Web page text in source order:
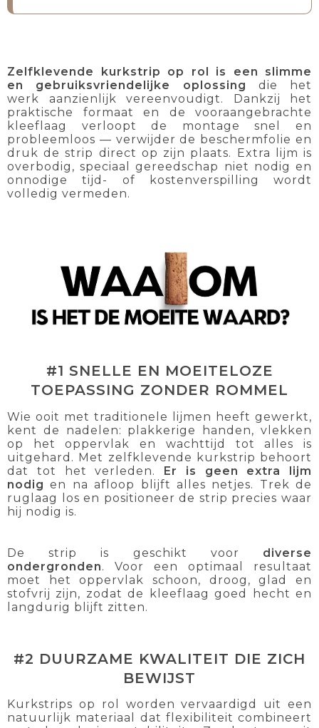
Zelfklevende kurkstrip op rol is een slimme
en gebruiksvriendelijke oplossing die het
werk aanzienlijk vereenvoudigt. Dankzij het
praktische formaat en de vooraangebrachte
kleeflaag verloopt de montage snel en
probleemloos — verwijder de beschermfolie en
druk de strip direct op zijn plaats. Extra lijm is
overbodig, speciaal gereedschap niet nodig en
onnodige tijd- of kostenverspilling wordt
volledig vermeden.
#1 SNELLE EN MOEITELOZE
TOEPASSING ZONDER ROMMEL
Wie ooit met traditionele lijmen heeft gewerkt,
kent de nadelen: plakkerige handen, vlekken
op het oppervlak en wachttijd tot alles is
uitgehard. Met zelfklevende kurkstrip behoort
dat tot het verleden. Er is geen extra lijm
nodig en na afloop blijft alles netjes. Trek de
ruglaag los en positioneer de strip precies waar
hij nodig is.
De strip is geschikt voor diverse
ondergronden. Voor een optimaal resultaat
moet het oppervlak schoon, droog, glad en
stofvrij zijn, zodat de kleeflaag goed hecht en
langdurig blijft zitten.
#2 DUURZAME KWALITEIT DIE ZICH
BEWIJST
Kurkstrips op rol worden vervaardigd uit een
natuurlijk materiaal dat flexibiliteit combineert